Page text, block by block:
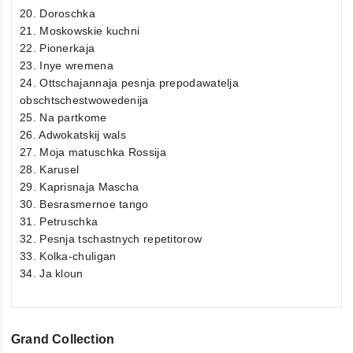
20. Doroschka
21. Moskowskie kuchni
22. Pionerkaja
23. Inye wremena
24. Ottschajannaja pesnja prepodawatelja
obschtschestwowedenija
25. Na partkome
26. Adwokatskij wals
27. Moja matuschka Rossija
28. Karusel
29. Kaprisnaja Mascha
30. Besrasmernoe tango
31. Petruschka
32. Pesnja tschastnych repetitorow
33. Kolka-chuligan
34. Ja kloun
Grand Collection